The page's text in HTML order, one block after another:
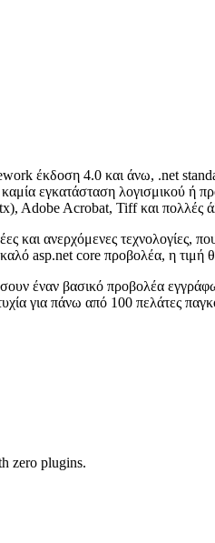
έκδοση 4.0 και άνω, .net
εγκατάσταση λογισμικού ή
Acrobat, Tiff και πολλές
και ανερχόμενες τεχνολογίες,
asp.net core προβολέα, η τιμή
έναν βασικό προβολέα
για πάνω από 100 πελάτες
zero plugins.